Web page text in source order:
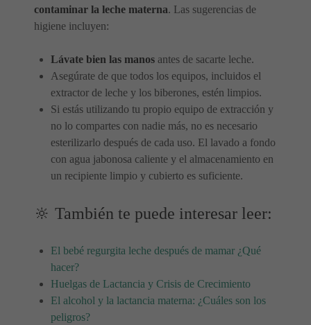
contaminar la leche materna. Las sugerencias de
higiene incluyen:
Lávate bien las manos antes de sacarte leche.
Asegúrate de que todos los equipos, incluidos el
extractor de leche y los biberones, estén limpios.
Si estás utilizando tu propio equipo de extracción y
no lo compartes con nadie más, no es necesario
esterilizarlo después de cada uso. El lavado a fondo
con agua jabonosa caliente y el almacenamiento en
un recipiente limpio y cubierto es suficiente.
🔆 También te puede interesar leer:
El bebé regurgita leche después de mamar ¿Qué
hacer?
Huelgas de Lactancia y Crisis de Crecimiento
El alcohol y la lactancia materna: ¿Cuáles son los
peligros?